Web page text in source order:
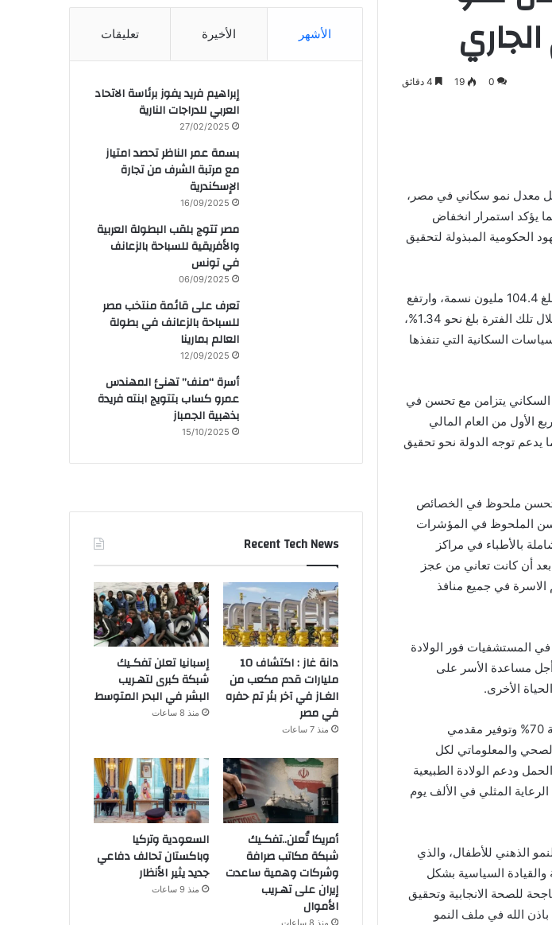
0
19
معدل نمو سكاني في مصر،
من عام 2025، مقارنة بالربع الأول في عام 2024 وكذلك عام 2023، مما يؤكد استمرار انخفاض
الحكومية المبذولة لتحقيق
وقال الدكتور خالد عبدالغفار، إن البيانات تشير إلى أن عدد السكان في أول يناير 2023 بلغ 104.4 مليون نسمة، وارتفع
إلى 107.2 مليون نسمة في أول يناير 2025، بما يعني أن متوسط معدل النمو السنوي خلال تلك الفترة بلغ نحو 1.34%،
تحولًا إيجابيًا نتيجة للسياسات السكانية التي تنفذها
يتزامن مع تحسن في
الأول من العام المالي
وهو ما يدعم توجه الدولة نحو تحقيق
بتحسن ملحوظ في الخصائص
الملحوظ في المؤشرات
بالأطباء في مراكز
الأولية وتنمية الأسرة بالمحافظات، حيث وصلت نسبة التغطية إلى 80% بعد أن كانت تعاني من عجز
وتنظيم الاسرة في جميع منافذ
في المستشفيات فور الولادة
من أجل مساعدة الأسر على
الأخرى.
ولفت نائب رئيس الوزراء وزير الصحة إلى تحقيق التغطية بمراكز المشورة الأسرية بنسبة 70% وتوفير مقدمي
والمعلوماتي لكل
ودعم الولادة الطبيعية
المثلي في الألف يوم
الذهني للأطفال، والذي
والقيادة السياسية بشكل
للصحة الانجابية وتحقيق
الله في ملف النمو
الأشهر الأخيرة تعليقات
إبراهيم فريد يفوز برئاسة الاتحاد
العربي للدراجات النارية
27/02/2025
بسمة عمر الناظر تحصد امتياز
مع مرتبة الشرف من تجارة
الإسكندرية
16/09/2025
مصر تتوج بلقب البطولة العربية
والأفريقية للسباحة بالزعانف
في تونس
06/09/2025
تعرف على قائمة منتخب مصر
للسباحة بالزعانف في بطولة
العالم بمارينا
12/09/2025
أسرة “منف” تهنئ المهندس
عمرو كساب بتتويج ابنته فريدة
بذهبية الجمباز
15/10/2025
Recent Tech News
دانة غاز : اكتشاف 10
مليارات قدم مكعب من
الغـاز في آخر بئر تم حفره
في مصر
منذ 7 ساعات
إسبانيا تعلن تفكـيك
شبكة كبرى لتهـريب
البشر في البحر المتوسط
منذ 8 ساعات
أمريكا تُعلن..تفكـيك
شبكة مكاتب صرافة
وشركات وهمية ساعدت
إيران على تهـريب
الأموال
منذ 8 ساعات
السعودية وتركيا
وباكستان تحالف دفاعي
جديد يثير الأنظار
منذ 9 ساعات